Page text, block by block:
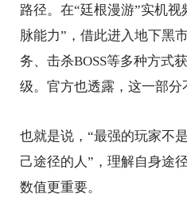
路径。在“廷根漫游”实机
脉能力”，借此进入地下黑
务、击杀BOSS等多种方式
级。官方也透露，这一部分
也就是说，“最强的玩家不
己途径的人”，理解自身途
数值更重要。